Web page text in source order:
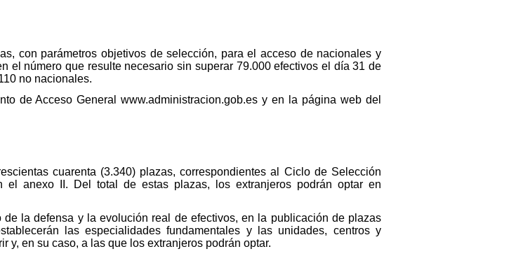
con parámetros objetivos de selección, para el acceso de nacionales y
el número que resulte necesario sin superar 79.000 efectivos el día 31 de
no nacionales.
de Acceso General www.administracion.gob.es y en la página web del
cuarenta (3.340) plazas, correspondientes al Ciclo de Selección
anexo II. Del total de estas plazas, los extranjeros podrán optar en
la defensa y la evolución real de efectivos, en la publicación de plazas
las especialidades fundamentales y las unidades, centros y
y, en su caso, a las que los extranjeros podrán optar.